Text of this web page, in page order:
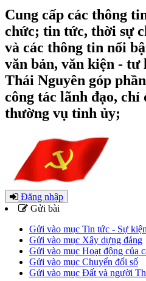
Cung cấp các thông
chức; tin tức, thời sự
và các thông tin nổi
văn bản, văn kiện -
Thái Nguyên góp
công tác lãnh đạo, chỉ
thường vụ tỉnh ủy;
Đăng nhập
Gửi bài
Gửi vào mục Tin tức - Sự kiện
Gửi vào mục Xây dựng đảng
Gửi vào mục Hoạt động của
Gửi vào mục Chuyển đổi số
Gửi vào mục Đất và người